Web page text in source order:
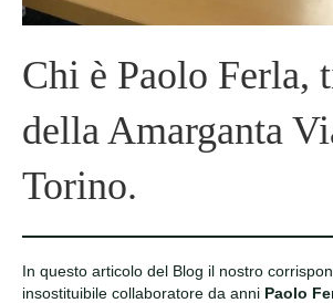
Chi è Paolo Ferla,
della Amarganta
Torino.
In questo articolo del Blog il nostro
insostituibile collaboratore da anni Paolo